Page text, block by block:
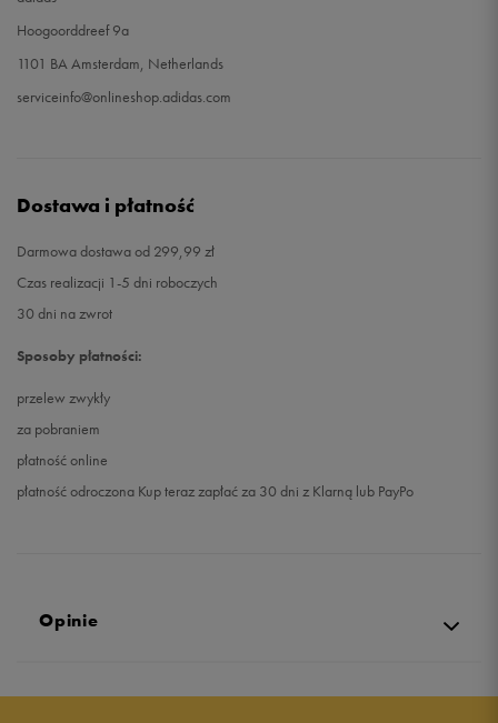
Hoogoorddreef 9a
1101 BA Amsterdam, Netherlands
serviceinfo@onlineshop.adidas.com
Dostawa i płatność
Darmowa dostawa od 299,99 zł
Czas realizacji 1-5 dni roboczych
30 dni na zwrot
Sposoby płatności:
przelew zwykły
za pobraniem
płatność online
płatność odroczona Kup teraz zapłać za 30 dni z Klarną lub PayPo
Opinie